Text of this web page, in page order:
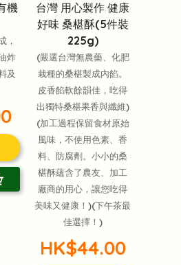
機
，
炸
及
台灣 用心製作 健康
好味 桑椹酥(5件裝
225g)
(嚴選台灣無農藥、化肥
栽種的桑椹製成內餡。
皮香餡軟餘韻佳，吃得
出獨特桑椹果香與纖維)
(加工過程保留食材原始
風味，不使用色素、香
料、防腐劑。小小的桑
椹酥蘊含了農友、加工
廠商的用心，讓您吃得
美味又健康！)(下午茶最
佳選擇！)
HK$44.00